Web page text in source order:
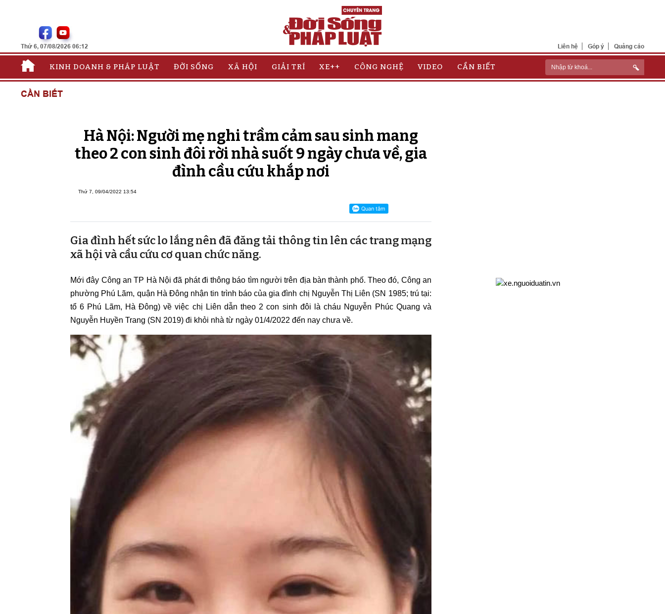
Thứ 6, 07/08/2026 06:12 Liên hệ Góp ý Quảng cáo
KINH DOANH & PHÁP LUẬT ĐỜI SỐNG XÃ HỘI GIẢI TRÍ XE++ CÔNG NGHỆ VIDEO CẦN BIẾT
CẦN BIẾT
Hà Nội: Người mẹ nghi trầm cảm sau sinh mang
theo 2 con sinh đôi rời nhà suốt 9 ngày chưa về, gia
đình cầu cứu khắp nơi
Thứ 7, 09/04/2022 13:54
Gia đình hết sức lo lắng nên đã đăng tải thông tin lên các trang mạng
xã hội và cầu cứu cơ quan chức năng.
Mới đây Công an TP Hà Nội đã phát đi thông báo tìm người trên địa bàn thành phố. Theo đó, Công an
phường Phú Lãm, quận Hà Đông nhận tin trình báo của gia đình chị Nguyễn Thị Liên (SN 1985; trú tại:
tổ 6 Phú Lãm, Hà Đông) về việc chị Liên dẫn theo 2 con sinh đôi là cháu Nguyễn Phúc Quang và
Nguyễn Huyền Trang (SN 2019) đi khỏi nhà từ ngày 01/4/2022 đến nay chưa về.